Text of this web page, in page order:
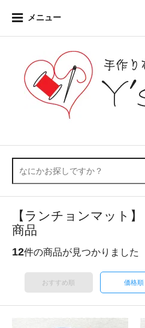
メニュー
【ランチョンマット
商品
12件の商品が見つかりました
おすすめ順 価格順